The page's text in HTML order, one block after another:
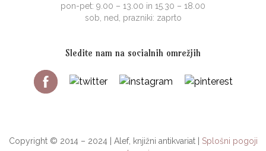
pon-pet: 9.00 – 13.00 in 15.30 – 18.00
sob, ned, prazniki: zaprto
Sledite nam na socialnih omrežjih
Copyright © 2014 – 2024 | Alef, knjižni antikvariat | Splošni pogoji